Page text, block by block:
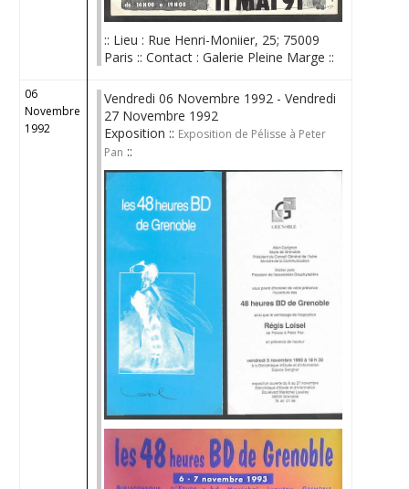
:: Lieu : Rue Henri-Moniier, 25; 75009
Paris :: Contact : Galerie Pleine Marge ::
06
Novembre
1992
Vendredi 06 Novembre 1992 - Vendredi
27 Novembre 1992
Exposition :: Exposition de Pélisse à Peter
Pan ::